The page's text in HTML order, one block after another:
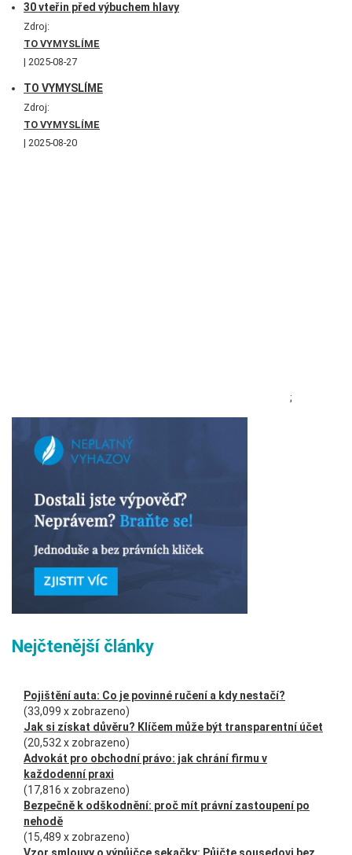
30 vteřin před výbuchem hlavy
Zdroj:
TO VYMYSLÍME
2025-08-27
TO VYMYSLÍME
Zdroj:
TO VYMYSLÍME
2025-08-20
;
Nejčtenější články
Pojištění auta: Co je povinné ručení a kdy nestačí?
(33,099 x zobrazeno)
Jak si získat důvěru? Klíčem může být transparentní účet
(20,532 x zobrazeno)
Advokát pro obchodní právo: jak chrání firmu v
každodenní praxi
(17,816 x zobrazeno)
Bezpečně k odškodnění: proč mít právní zastoupení po
nehodě
(15,489 x zobrazeno)